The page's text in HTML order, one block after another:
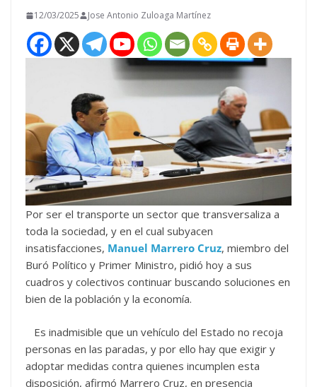
12/03/2025 Jose Antonio Zuloaga Martínez
Por ser el transporte un sector que transversaliza a
toda la sociedad, y en el cual subyacen
insatisfacciones, Manuel Marrero Cruz, miembro del
Buró Político y Primer Ministro, pidió hoy a sus
cuadros y colectivos continuar buscando soluciones en
bien de la población y la economía.
Es inadmisible que un vehículo del Estado no recoja
personas en las paradas, y por ello hay que exigir y
adoptar medidas contra quienes incumplen esta
disposición, afirmó Marrero Cruz, en presencia